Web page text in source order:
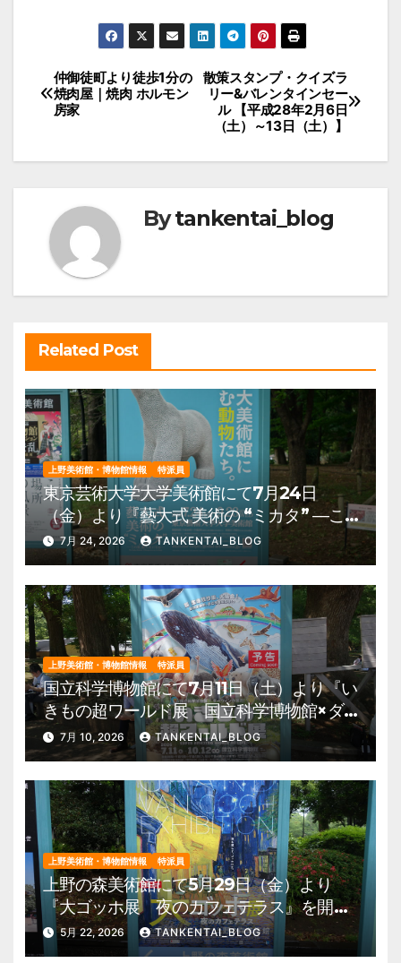
投
稿
ビ
ー
シ
ョ
ン
散策スタンプ・クイズラ
リー&バレンタインセー
ル 【平成28年2月6日
（土）～13日（土）】
仲御徒町より徒歩1分の
焼肉屋｜焼肉 ホルモン
房家
Bytankentai_blog
Related Post
上野美術館・博物館情報 特派員
東京芸術大学大学美術館にて7月24日
（金）より『藝大式 美術の “ミカタ” ―こ
の夏、藝大生になる―』を開催。 上野公
園 美術館・博物館 混雑情報他
7月 24, 2026 TANKENTAI_BLOG
上野美術館・博物館情報 特派員
国立科学博物館にて7月11日（土）より『い
きもの超ワールド展 国立科学博物館×ダ
ーウィンが来た！』を開催。 上野公園
美術館・博物館 混雑情報他
7月 10, 2026 TANKENTAI_BLOG
上野美術館・博物館情報 特派員
上野の森美術館にて5月29日（金）より
『大ゴッホ展 夜のカフェテラス』を開
催。 上野公園 美術館・博物館 混雑情
報他
5月 22, 2026 TANKENTAI_BLOG